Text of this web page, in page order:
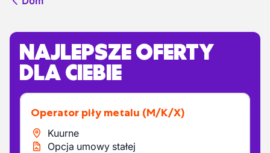
NAJLEPSZE OFERTY
DLA CIEBIE
Operator piły metalu (M/K/X)
Kuurne
Opcja umowy stałej